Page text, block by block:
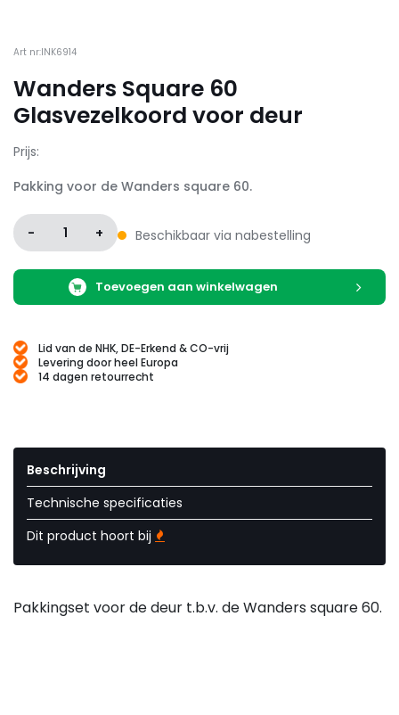
Art nr:INK6914
Wanders Square 60
Glasvezelkoord voor deur
Prijs:
Pakking voor de Wanders square 60.
- 1 + Beschikbaar via nabestelling
Toevoegen aan winkelwagen
Lid van de NHK, DE-Erkend & CO-vrij
Levering door heel Europa
14 dagen retourrecht
Beschrijving
Technische specificaties
Dit product hoort bij
Pakkingset voor de deur t.b.v. de Wanders square 60.